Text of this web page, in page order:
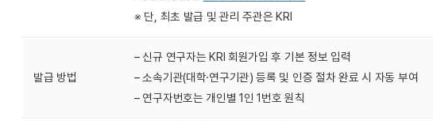
※ 단, 최초 발급 및 관리 주관은 KRI
발급 방법
– 신규 연구자는 KRI 회원가입 후 기본 정보 입력
– 소속기관(대학·연구기관) 등록 및 인증 절차 완료 시 자동 부여
– 연구자번호는 개인별 1인 1번호 원칙